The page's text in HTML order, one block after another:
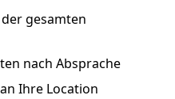
gesamten
nach Absprache
Ihre Location